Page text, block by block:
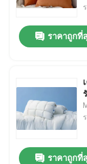
ราคาถูกที่
ราคาถูกที่